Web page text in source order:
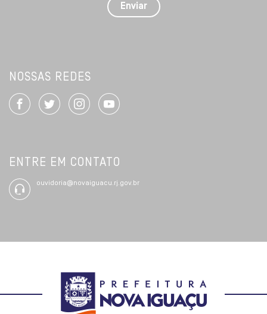
Enviar
NOSSAS REDES
ENTRE EM CONTATO
ouvidoria@novaiguacu.rj.gov.br